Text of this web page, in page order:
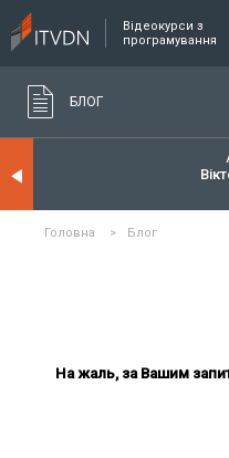
Відеокурси з
програмування
БЛОГ
Головна > Блог
На жаль, за Вашим